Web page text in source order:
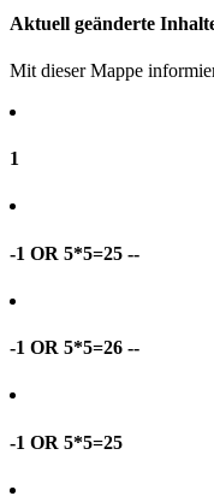
Aktuell geänderte
Mit dieser Mappe
1
-1 OR 5*5=25 --
-1 OR 5*5=26 --
-1 OR 5*5=25